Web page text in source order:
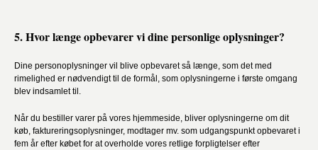
5. Hvor længe opbevarer vi dine personlige oplysninger?
Dine personoplysninger vil blive opbevaret så længe, som det med
rimelighed er nødvendigt til de formål, som oplysningerne i første omgang
blev indsamlet til.
Når du bestiller varer på vores hjemmeside, bliver oplysningerne om dit
køb, faktureringsoplysninger, modtager mv. som udgangspunkt opbevaret i
fem år efter købet for at overholde vores retlige forpligtelser efter